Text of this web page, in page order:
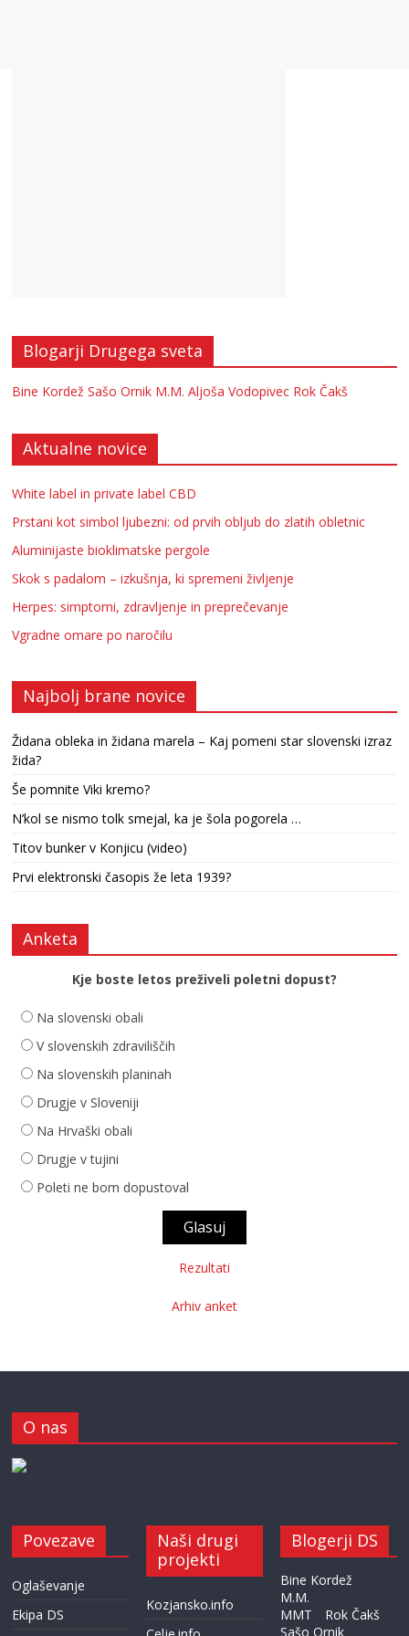
Blogarji Drugega sveta
Bine Kordež Sašo Ornik M.M. Aljoša Vodopivec Rok Čakš
Aktualne novice
White label in private label CBD
Prstani kot simbol ljubezni: od prvih obljub do zlatih obletnic
Aluminijaste bioklimatske pergole
Skok s padalom – izkušnja, ki spremeni življenje
Herpes: simptomi, zdravljenje in preprečevanje
Vgradne omare po naročilu
Najbolj brane novice
Židana obleka in židana marela – Kaj pomeni star slovenski izraz
žida?
Še pomnite Viki kremo?
N’kol se nismo tolk smejal, ka je šola pogorela …
Titov bunker v Konjicu (video)
Prvi elektronski časopis že leta 1939?
Anketa
Kje boste letos preživeli poletni dopust?
Na slovenski obali
V slovenskih zdraviliščih
Na slovenskih planinah
Drugje v Sloveniji
Na Hrvaški obali
Drugje v tujini
Poleti ne bom dopustoval
Rezultati
Arhiv anket
O nas
Povezave
Oglaševanje
Ekipa DS
Naši drugi
projekti
Kozjansko.info
Blogerji DS
Bine Kordež
M.M.
MMT
Rok Čakš
Sašo Ornik